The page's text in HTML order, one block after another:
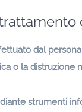
dal
o la distruzione
strumenti